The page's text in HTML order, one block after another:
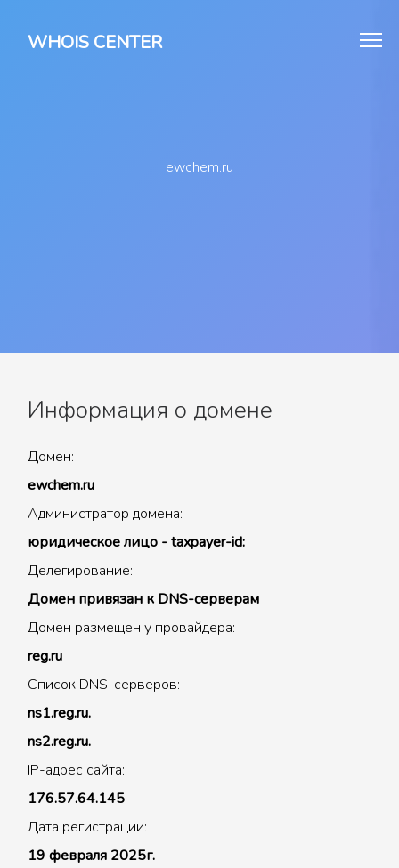
WHOIS CENTER
ewchem.ru
Информация о домене
Домен:
ewchem.ru
Администратор домена:
юридическое лицо - taxpayer-id:
Делегирование:
Домен привязан к DNS-серверам
Домен размещен у провайдера:
reg.ru
Список DNS-серверов:
ns1.reg.ru.
ns2.reg.ru.
IP-адрес сайта:
176.57.64.145
Дата регистрации:
19 февраля 2025г.